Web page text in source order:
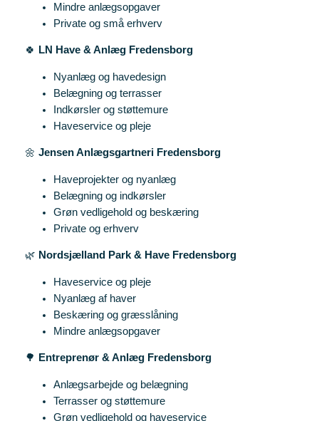
Mindre anlægsopgaver
Private og små erhverv
🍀 LN Have & Anlæg Fredensborg
Nyanlæg og havedesign
Belægning og terrasser
Indkørsler og støttemure
Haveservice og pleje
🌼 Jensen Anlægsgartneri Fredensborg
Haveprojekter og nyanlæg
Belægning og indkørsler
Grøn vedligehold og beskæring
Private og erhverv
🌿 Nordsjælland Park & Have Fredensborg
Haveservice og pleje
Nyanlæg af haver
Beskæring og græsslåning
Mindre anlægsopgaver
🌳 Entreprenør & Anlæg Fredensborg
Anlægsarbejde og belægning
Terrasser og støttemure
Grøn vedligehold og haveservice